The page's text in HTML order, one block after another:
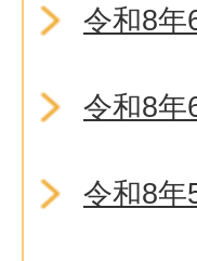
令和8年
令和8年
令和8年